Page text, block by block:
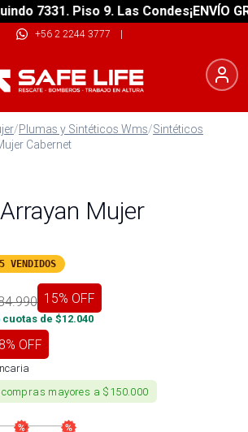
7331. Piso 9. Las Condes¡ENVÍO
+56 2 2244 3777 |
/Plumas y Sintéticos Wms/Sintéticos
Cabernet
Mujer
VENDIDOS
15% OFF
cuotas de $12.040
% OFF
mayores a $150.000